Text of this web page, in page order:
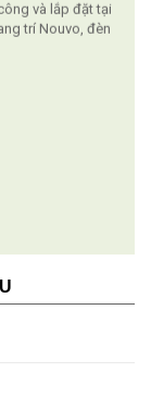
và lắp đặt tại
trí Nouvo, đèn